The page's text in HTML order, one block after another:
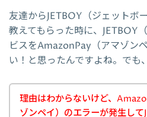
友達からJETBOY（ジェットボ
教えてもらった時に、JETBOY
ビスをAmazonPay（アマゾン
い！と思ったんですよね。でも
理由はわからないけど、
ゾンペイ）のエラーが発生して